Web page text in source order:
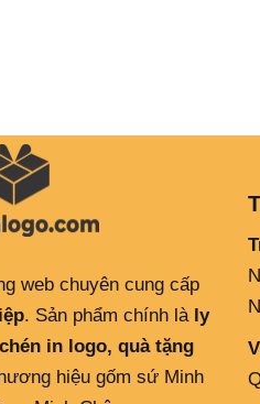
web chuyên cung cấp
. Sản phẩm chính là ly
in logo, quà tặng
hiệu gốm sứ Minh